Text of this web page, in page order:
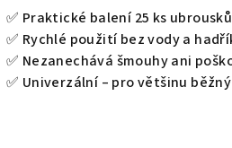
✅ Praktické balení 25 ks
✅ Rychlé použití bez vody a
✅ Nezanechává šmouhy ani
✅ Univerzální – pro většinu